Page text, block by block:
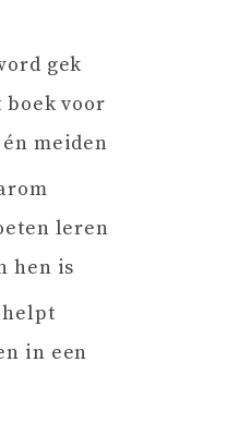
gek
voor
meiden
leren
hen is
in een